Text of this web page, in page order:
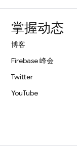
掌握动态
博客
Firebase 峰会
Twitter
YouTube